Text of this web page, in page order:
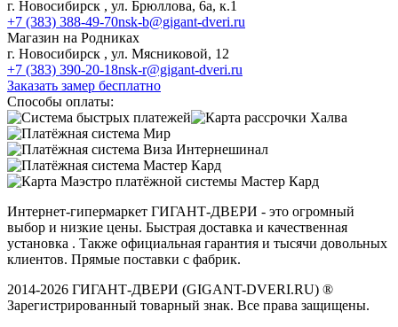
г. Новосибирск , ул. Брюллова, 6а, к.1
+7 (383) 388-49-70nsk-b@gigant-dveri.ru
Магазин на Родниках
г. Новосибирск , ул. Мясниковой, 12
+7 (383) 390-20-18nsk-r@gigant-dveri.ru
Заказать замер бесплатно
Способы оплаты:
Интернет-гипермаркет ГИГАНТ-ДВЕРИ - это огромный
выбор и низкие цены. Быстрая доставка и качественная
установка . Также официальная гарантия и тысячи довольных
клиентов. Прямые поставки с фабрик.
2014-2026 ГИГАНТ-ДВЕРИ (GIGANT-DVERI.RU) ®
Зарегистрированный товарный знак. Все права защищены.